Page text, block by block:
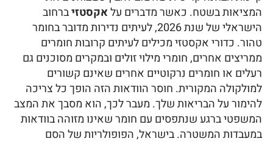
המציאות בשטח. כאשר מדברים עלאקסטזיברחוב
הישראלי של שנת 2026, לעיתים נדירות מדובר בחומר
טהור. כדורי אקסטזי מכילים לעיתים קרובות חומרים
ממריצים אחרים, חומרי מילוי זולים ובמקרים מסוכנים גם
רעלים או חומרים נרקוטיים אחרים שאינם קשורים
למולקולה המקורית. חוסר הוודאות הזה הופך כל צריכה
להימור על הבריאות שלך. מעבר לכך, הוא מסבך את המצב
המשפטי ברגע שנתפסים עם חומר שאינו מזוהה בוודאות
במעבדות המשטרה. בישראל, הפופולריות של הסם